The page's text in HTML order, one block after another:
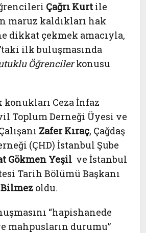
Çağrı Kurtile
maruz kaldıkları hak
dikkat çekmek amacıyla,
ilk buluşmasında
Öğrencilerkonusu
Ceza İnfaz
Toplum Derneği Üyesi ve
Zafer Kıraç, Çağdaş
(ÇHD) İstanbul Şube
Gökmen Yeşil ve İstanbul
Tarih Bölümü Başkanı
Bilmez oldu.
“hapishanede
mahpusların durumu”